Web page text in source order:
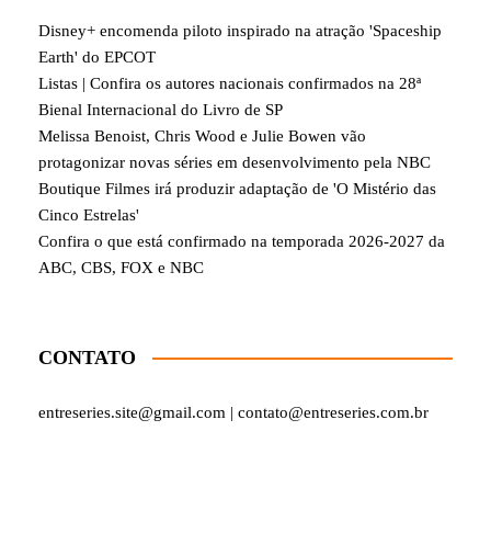
Disney+ encomenda piloto inspirado na atração 'Spaceship
Earth' do EPCOT
Listas | Confira os autores nacionais confirmados na 28ª
Bienal Internacional do Livro de SP
Melissa Benoist, Chris Wood e Julie Bowen vão
protagonizar novas séries em desenvolvimento pela NBC
Boutique Filmes irá produzir adaptação de 'O Mistério das
Cinco Estrelas'
Confira o que está confirmado na temporada 2026-2027 da
ABC, CBS, FOX e NBC
CONTATO
entreseries.site@gmail.com | contato@entreseries.com.br